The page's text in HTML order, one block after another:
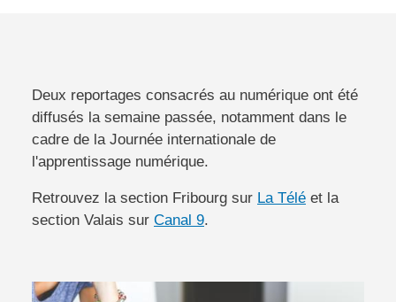
Deux reportages consacrés au numérique ont été
diffusés la semaine passée, notamment dans le
cadre de la Journée internationale de
l'apprentissage numérique.
Retrouvez la section Fribourg sur La Télé et la
section Valais sur Canal 9.
Image